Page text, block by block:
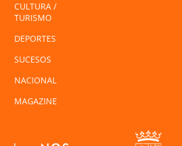
CULTURA /
TURISMO
DEPORTES
SUCESOS
NACIONAL
MAGAZINE